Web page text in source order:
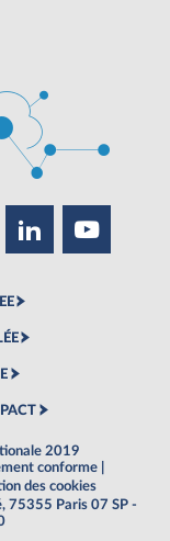
2019
conforme
des cookies
75355 Paris 07 SP -